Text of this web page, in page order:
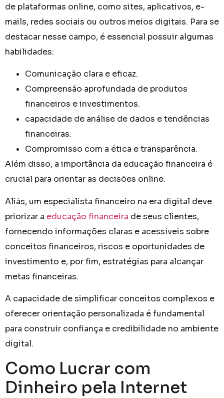
de plataformas online, como sites, aplicativos, e-
mails, redes sociais ou outros meios digitais. Para se
destacar nesse campo, é essencial possuir algumas
habilidades:
Comunicação clara e eficaz.
Compreensão aprofundada de produtos
financeiros e investimentos.
capacidade de análise de dados e tendências
financeiras.
Compromisso com a ética e transparência.
Além disso, a importância da educação financeira é
crucial para orientar as decisões online.
Aliás, um especialista financeiro na era digital deve
priorizar a educação financeira de seus clientes,
fornecendo informações claras e acessíveis sobre
conceitos financeiros, riscos e oportunidades de
investimento e, por fim, estratégias para alcançar
metas financeiras.
A capacidade de simplificar conceitos complexos e
oferecer orientação personalizada é fundamental
para construir confiança e credibilidade no ambiente
digital.
Como Lucrar com
Dinheiro pela Internet